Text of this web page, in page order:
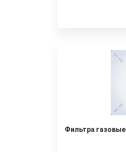
Фильтра газовые